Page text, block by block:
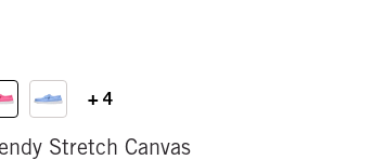
+ 4
Stretch Canvas